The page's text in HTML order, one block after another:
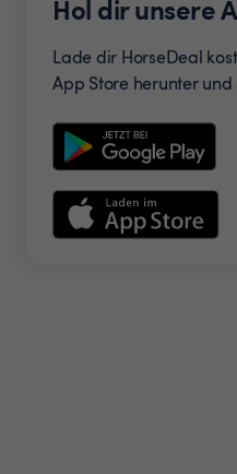
Hol dir unsere
Lade dir HorseDeal
App Store herunter